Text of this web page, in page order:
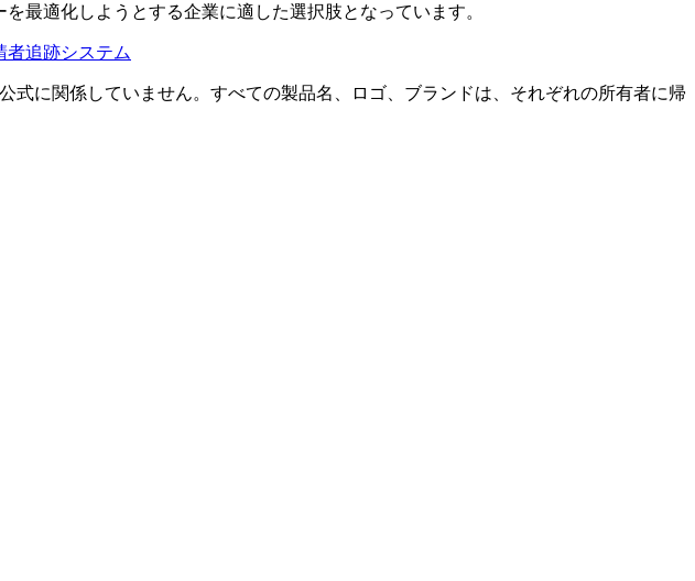
最適化しようとする企業に適した選択肢となっています。
者追跡システム
式に関係していません。すべての製品名、ロゴ、ブランドは、それぞれの所有者に帰